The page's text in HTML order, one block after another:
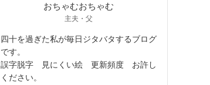
おちゃむおちゃむ
主夫・父
四十を過ぎた私が毎日ジタバタするブログ
です。
誤字脱字 見にくい絵 更新頻度 お許し
ください。